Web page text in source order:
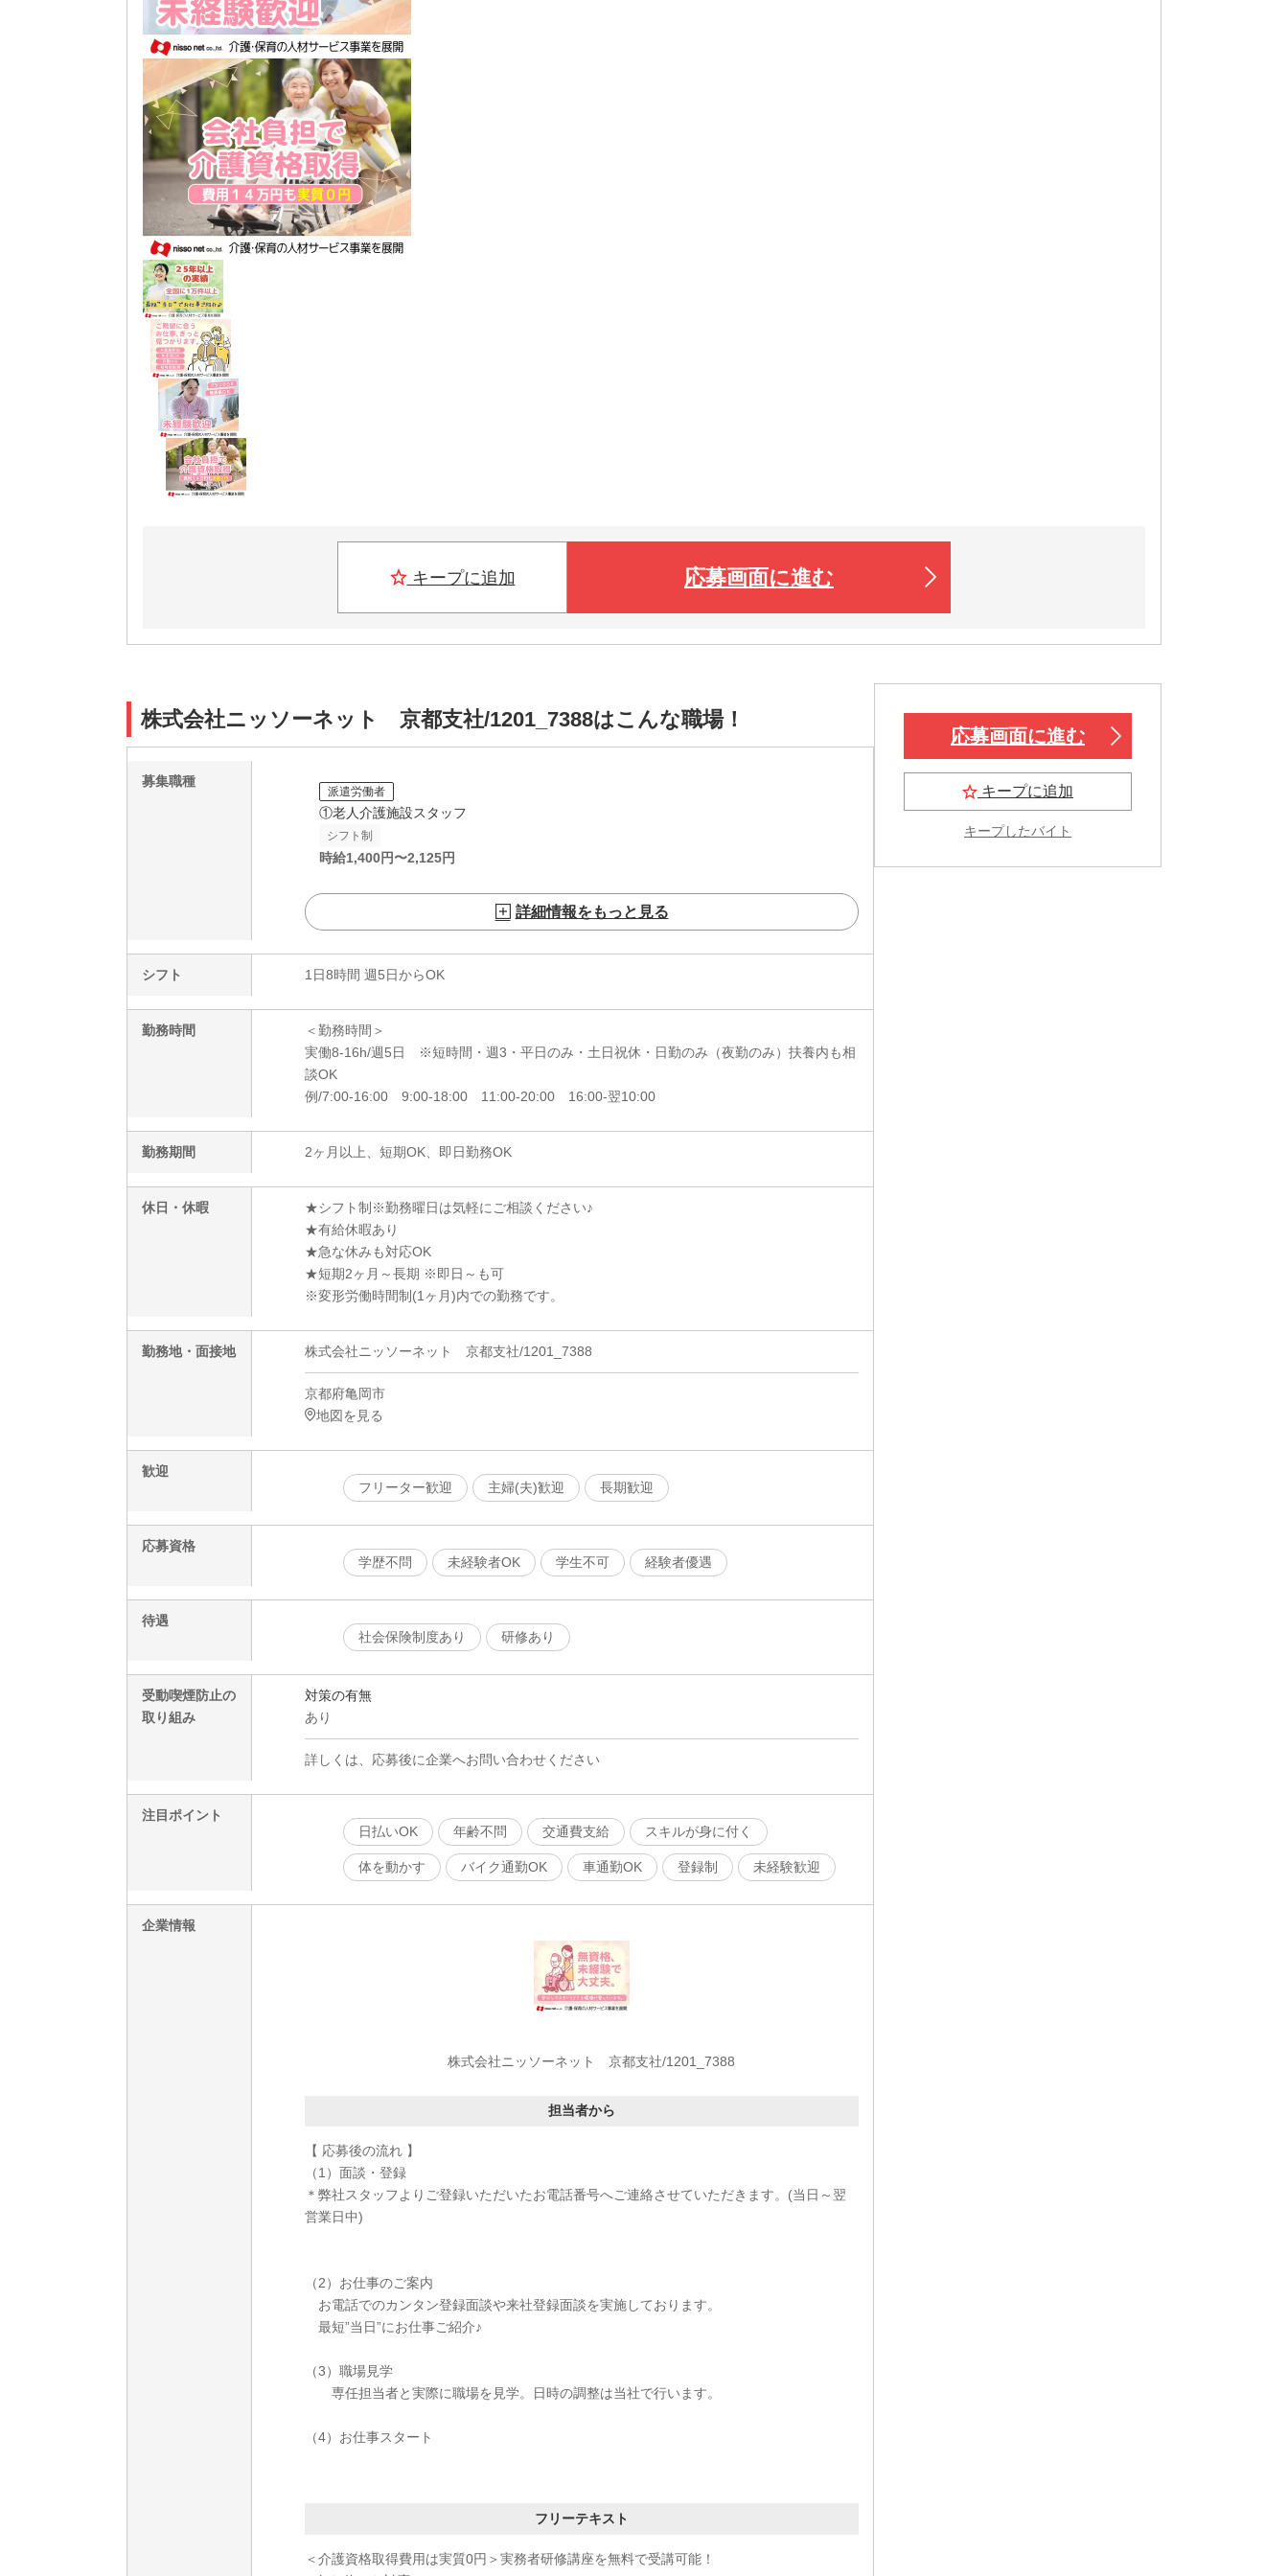
キープに追加 応募画面に進む
株式会社ニッソーネット 京都支社/1201_7388はこんな職場！
募集職種
派遣労働者
①老人介護施設スタッフ
シフト制
時給1,400円〜2,125円
詳細情報をもっと見る
シフト 1日8時間 週5日からOK
勤務時間
＜勤務時間＞
実働8-16h/週5日 ※短時間・週3・平日のみ・土日祝休・日勤のみ（夜勤のみ）扶養内も相
談OK
例/7:00-16:00 9:00-18:00 11:00-20:00 16:00-翌10:00
勤務期間 2ヶ月以上、短期OK、即日勤務OK
休日・休暇
★シフト制※勤務曜日は気軽にご相談ください♪
★有給休暇あり
★急な休みも対応OK
★短期2ヶ月～長期 ※即日～も可
※変形労働時間制(1ヶ月)内での勤務です。
勤務地・面接地 株式会社ニッソーネット 京都支社/1201_7388
京都府亀岡市
地図を見る
歓迎
フリーター歓迎
主婦(夫)歓迎 長期歓迎
応募資格
学歴不問
未経験者OK 学生不可 経験者優遇
待遇
社会保険制度あり
研修あり
受動喫煙防止の
取り組み
対策の有無
あり
詳しくは、応募後に企業へお問い合わせください
注目ポイント
日払いOK
年齢不問 交通費支給 スキルが身に付く
体を動かす バイク通勤OK 車通勤OK 登録制 未経験歓迎
企業情報
株式会社ニッソーネット 京都支社/1201_7388
担当者から
【 応募後の流れ 】
（1）面談・登録
＊弊社スタッフよりご登録いただいたお電話番号へご連絡させていただきます。(当日～翌
営業日中)
（2）お仕事のご案内
お電話でのカンタン登録面談や来社登録面談を実施しております。
最短”当日”にお仕事ご紹介♪
（3）職場見学
専任担当者と実際に職場を見学。日時の調整は当社で行います。
（4）お仕事スタート
フリーテキスト
＜介護資格取得費用は実質0円＞実務者研修講座を無料で受講可能！
応募画面に進む
キープに追加
キープしたバイト